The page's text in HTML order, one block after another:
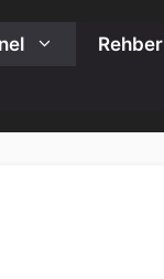
Rehber